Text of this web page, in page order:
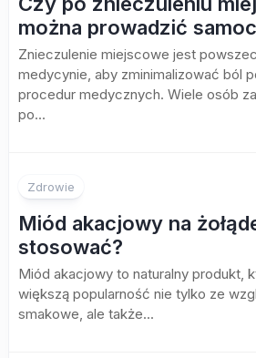
można prowadzić
Znieczulenie miejscowe jest
medycynie, aby zminimalizować ból
procedur medycznych. Wiele osób
po...
Zdrowie
Miód akacjowy na
stosować?
Miód akacjowy to naturalny produkt,
większą popularność nie tylko ze
smakowe, ale także...